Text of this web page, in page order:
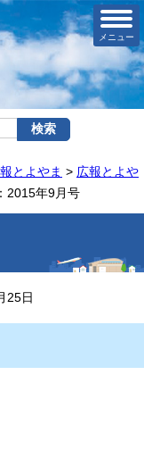
メニュー
とよやま > 広報とよや
2015年9月号
25日